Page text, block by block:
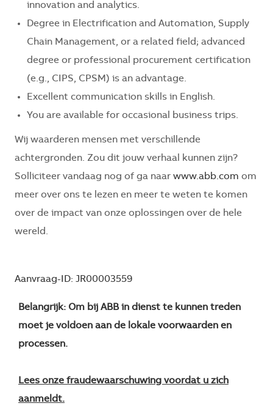
innovation and analytics.
Degree in Electrification and Automation, Supply
Chain Management, or a related field; advanced
degree or professional procurement certification
(e.g., CIPS, CPSM) is an advantage.
Excellent communication skills in English.
You are available for occasional business trips.
Wij waarderen mensen met verschillende
achtergronden. Zou dit jouw verhaal kunnen zijn?
Solliciteer vandaag nog of ga naar www.abb.com om
meer over ons te lezen en meer te weten te komen
over de impact van onze oplossingen over de hele
wereld.
Aanvraag-ID: JR00003559
Belangrijk: Om bij ABB in dienst te kunnen treden
moet je voldoen aan de lokale voorwaarden en
processen.
Lees onze fraudewaarschuwing voordat u zich
aanmeldt.